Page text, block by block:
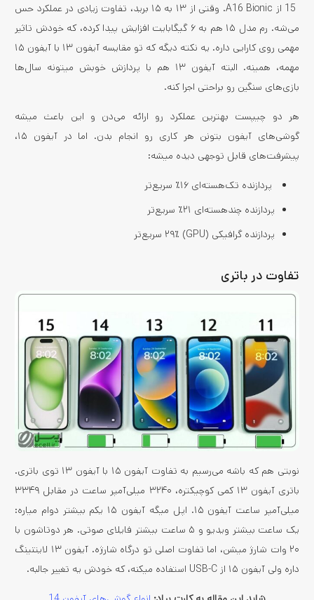
15 از A16 Bionic. وقتی از ۱۳ به ۱۵ برید، تفاوت زیادی در عملکرد حس
می‌شه. رم مدل ۱۵ هم به ۶ گیگابایت افزایش پیدا کرده، که خودش تاثیر
مهمی روی کارایی داره. یه نکته دیگه که تو مقایسه آیفون ۱۳ با آیفون ۱۵
مهمه، همینه. البته آیفون ۱۳ هم با پردازش خوبش میتونه سال‌ها
بازی‌های سنگین رو براحتی اجرا کنه.
هر دو چیپست بهترین عملکرد رو ارائه می‌دن و این باعث میشه
گوشی‌های آیفون بتونن هر کاری رو انجام بدن. اما در آیفون ۱۵،
پیشرفت‌های قابل توجهی دیده میشه:
پردازنده تک‌هسته‌ای ۱۶٪ سریع‌تر
پردازنده چندهسته‌ای ۲۱٪ سریع‌تر
پردازنده گرافیکی (GPU) ۲۹٪ سریع‌تر
تفاوت در باتری
نوبتی هم که باشه می‌رسیم به تفاوت آیفون ۱۵ با آیفون ۱۳ توی باتری.
باتری آیفون ۱۳ کمی کوچیکتره، ۳۲۴۰ میلی‌آمپر ساعت در مقابل ۳۳۴۹
میلی‌آمپر ساعت آیفون ۱۵. اپل میگه آیفون ۱۵ یکم بیشتر دوام میاره:
یک ساعت بیشتر ویدیو و ۵ ساعت بیشتر فایلای صوتی. هر دوتاشون با
۲۰ وات شارژ میشن، اما تفاوت اصلی تو درگاه شارژه. آیفون ۱۳ لایتنینگ
داره ولی آیفون ۱۵ از USB-C استفاده میکنه، که خودش یه تغییر جالبه.